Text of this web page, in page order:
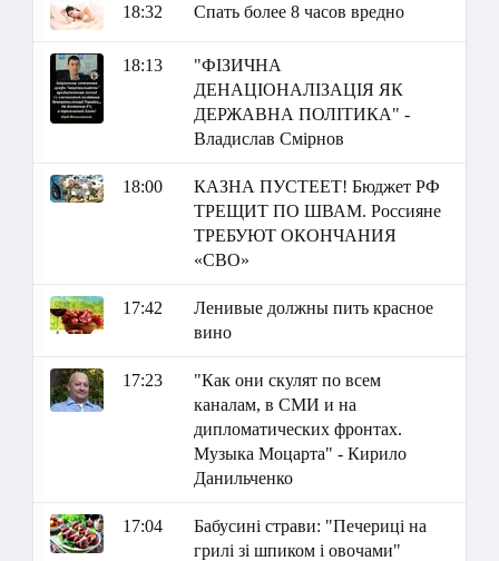
18:32 Спать более 8 часов вредно
18:13
"ФІЗИЧНА
ДЕНАЦІОНАЛІЗАЦІЯ ЯК
ДЕРЖАВНА ПОЛІТИКА" -
Владислав Смірнов
18:00
КАЗНА ПУСТЕЕТ! Бюджет РФ
ТРЕЩИТ ПО ШВАМ. Россияне
ТРЕБУЮТ ОКОНЧАНИЯ
«СВО»
17:42
Ленивые должны пить красное
вино
17:23
"Как они скулят по всем
каналам, в СМИ и на
дипломатических фронтах.
Музыка Моцарта" - Кирило
Данильченко
17:04
Бабусині страви: "Печериці на
грилі зі шпиком і овочами"